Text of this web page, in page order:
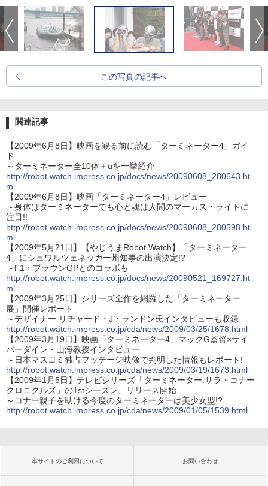
この写真の記事へ
関連記事
【2009年6月8日】映画を観る前に読む「ターミネーター4」ガイ
ド
～ターミネーター全10体＋αを一挙紹介
http://robot.watch.impress.co.jp/docs/news/20090608_280643.ht
ml
【2009年6月8日】映画「ターミネーター4」レビュー
～身体はターミネーターでも心と魂は人間のマーカス・ライトに
注目!!
http://robot.watch.impress.co.jp/docs/news/20090608_280598.ht
ml
【2009年5月21日】【やじうまRobot Watch】「ターミネーター
4」にシュワルツェネッガー州知事の出演決定!?
～F1・ブラウンGPとのコラボも
http://robot.watch.impress.co.jp/docs/news/20090521_169727.ht
ml
【2009年3月25日】シリーズ全作を網羅した「ターミネーター
展」開催レポート
～デザイナー リチャード・J・ランドン氏インタビューも収録
http://robot.watch.impress.co.jp/cda/news/2009/03/25/1678.html
【2009年3月19日】映画「ターミネーター4」マックG監督×サイ
バーダイン・山海教授インタビュー
～日本マスコミ独占フッテージ映像で判明した情報もレポート!
http://robot.watch.impress.co.jp/cda/news/2009/03/19/1673.html
【2009年1月5日】テレビシリーズ「ターミネーター:サラ・コナー
クロニクルズ」の1stシーズン、リリース開始
～コナー親子を助ける今度のターミネーターは美少女型!?
http://robot.watch.impress.co.jp/cda/news/2009/01/05/1539.html
本サイトのご利用について お問い合わせ